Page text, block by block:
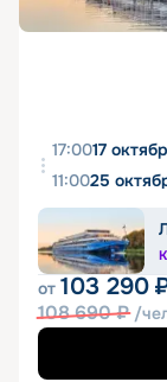
17:0017
11:0025
от 103 290
108 690₽ /